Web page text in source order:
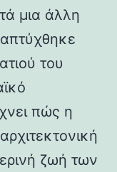
μια άλλη
του
πώς η
ζωή των